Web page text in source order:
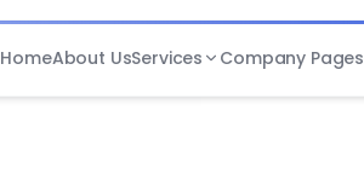
HomeAbout UsServices Company Pages